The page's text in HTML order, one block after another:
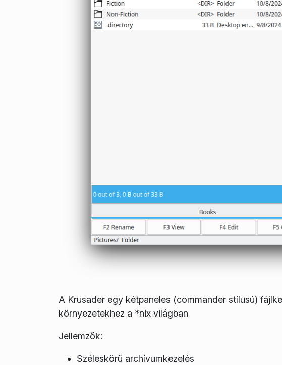
A Krusader egy kétpaneles (commander stílusú)
környezetekhez a *nix világban
Jellemzők:
Széleskörű archívumkezelés